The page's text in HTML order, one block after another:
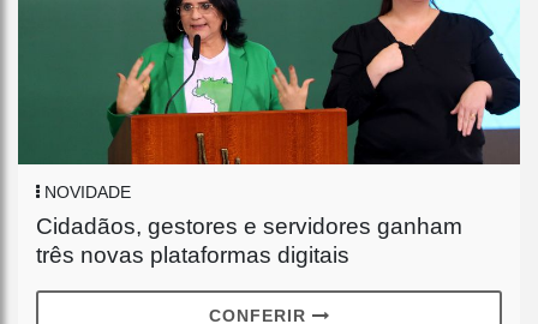
NOVIDADE
Cidadãos, gestores e servidores ganham
três novas plataformas digitais
CONFERIR